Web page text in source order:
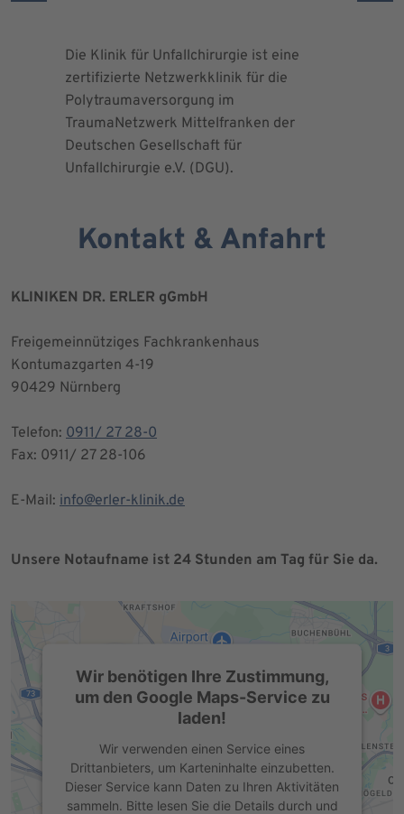
Die Klinik für Unfallchirurgie ist eine
zertifizierte Netzwerkklinik für die
Polytraumaversorgung im
TraumaNetzwerk Mittelfranken der
Deutschen Gesellschaft für
Unfallchirurgie e.V. (DGU).
Kontakt & Anfahrt
KLINIKEN DR. ERLER gGmbH
Freigemeinnütziges Fachkrankenhaus
Kontumazgarten 4-19
90429 Nürnberg
Telefon: 0911/ 27 28-0
Fax: 0911/ 27 28-106
E-Mail: info@erler-klinik.de
Unsere Notaufname ist 24 Stunden am Tag für Sie da.
Wir benötigen Ihre Zustimmung,
um den Google Maps-Service zu
laden!
Wir verwenden einen Service eines
Drittanbieters, um Karteninhalte einzubetten.
Dieser Service kann Daten zu Ihren Aktivitäten
sammeln. Bitte lesen Sie die Details durch und